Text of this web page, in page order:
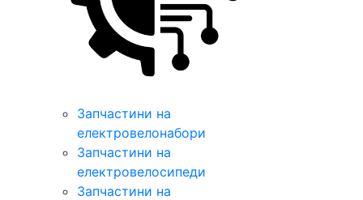
Запчастини на
електровелонабори
Запчастини на
електровелосипеди
Запчастини на